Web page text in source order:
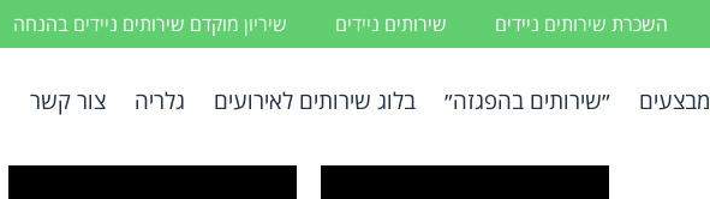
השכרת שירותים ניידים שירותים ניידים שיריון מוקדם שירותים ניידים בהנחה
מבצעים ״שירותים בהפגזה״ בלוג שירותים לאירועים גלריה צור קשר